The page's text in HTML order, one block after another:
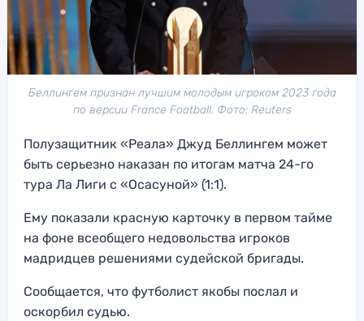
Беллингем признан лучшим молодым игроком 2023 года
по версии France Football. Фото: Reuters
Полузащитник «Реала» Джуд Беллингем может
быть серьезно наказан по итогам матча 24-го
тура Ла Лиги с «Осасуной» (1:1).
Ему показали красную карточку в первом тайме
на фоне всеобщего недовольства игроков
мадридцев решениями судейской бригады.
Сообщается, что футболист якобы послал и
оскорбил судью.